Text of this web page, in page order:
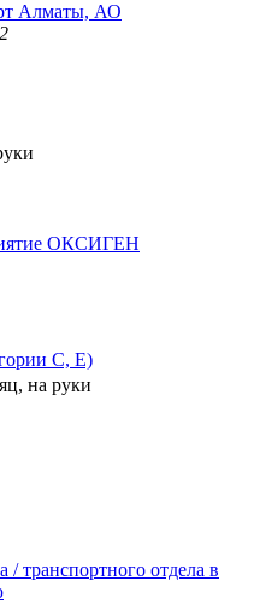
Алматы, АО
ОКСИГЕН
C, E)
на руки
/ транспортного отдела в